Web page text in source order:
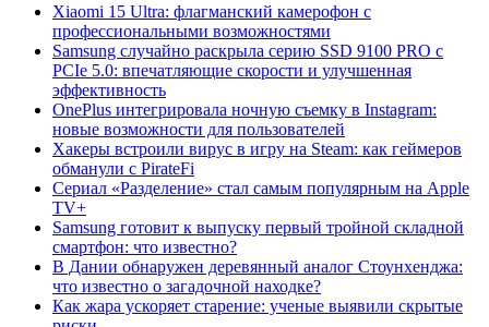
Xiaomi 15 Ultra: флагманский камерофон с
профессиональными возможностями
Samsung случайно раскрыла серию SSD 9100 PRO с
PCIe 5.0: впечатляющие скорости и улучшенная
эффективность
OnePlus интегрировала ночную съемку в Instagram:
новые возможности для пользователей
Хакеры встроили вирус в игру на Steam: как геймеров
обманули с PirateFi
Сериал «Разделение» стал самым популярным на Apple
TV+
Samsung готовит к выпуску первый тройной складной
смартфон: что известно?
В Дании обнаружен деревянный аналог Стоунхенджа:
что известно о загадочной находке?
Как жара ускоряет старение: ученые выявили скрытые